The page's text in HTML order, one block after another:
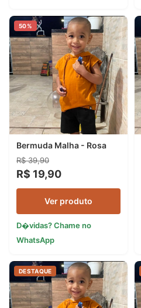
50%
Bermuda Malha - Rosa
R$ 39,90
R$ 19,90
Ver produto
D�vidas? Chame no
WhatsApp
DESTAQUE